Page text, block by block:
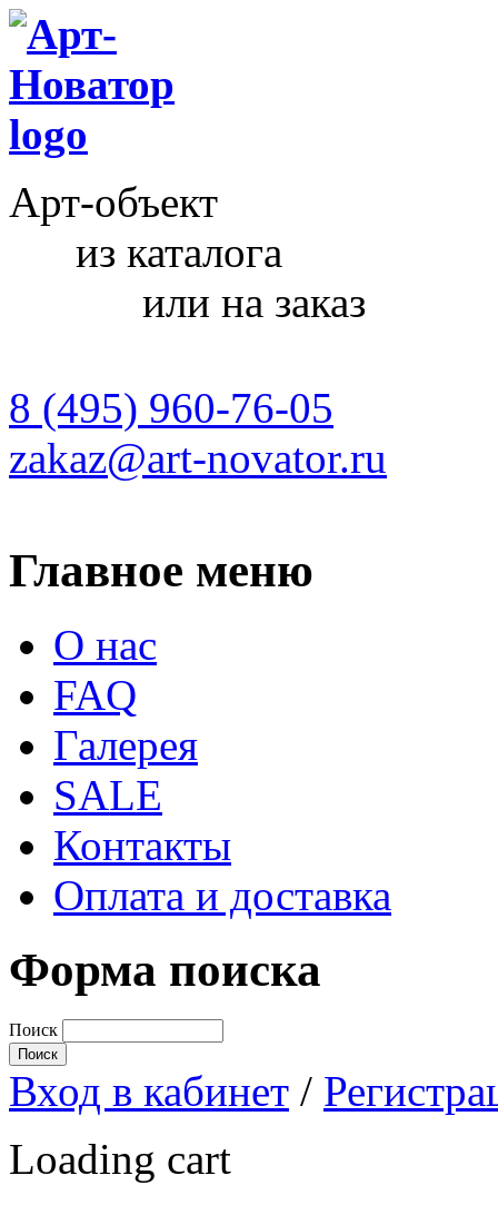
Арт-объект
из каталога
или на заказ
8 (495) 960-76-05
zakaz@art-novator.ru
Главное меню
О нас
FAQ
Галерея
SALE
Контакты
Оплата и доставка
Форма поиска
Поиск
Вход в кабинет /
Loading cart